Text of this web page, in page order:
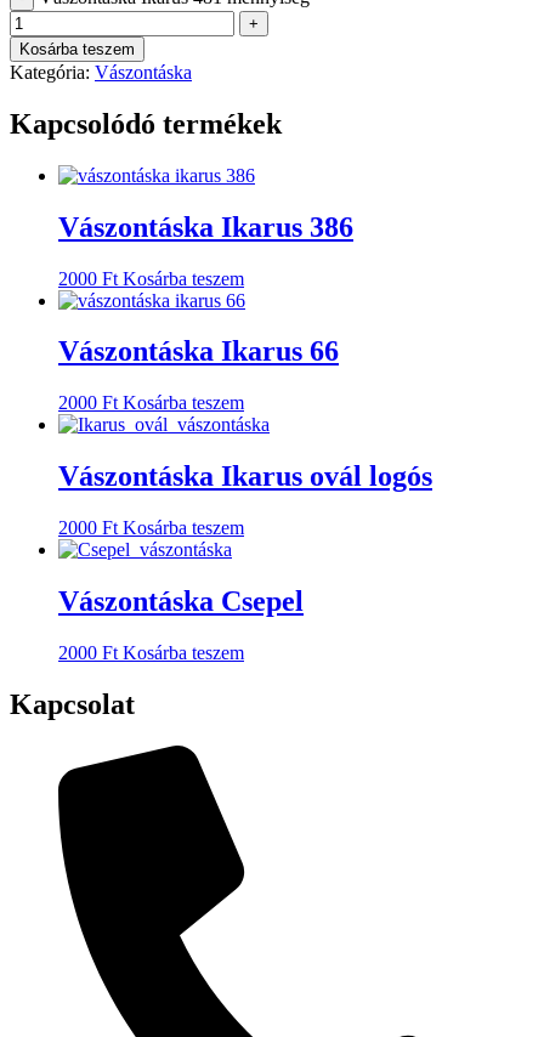
+
Kosárba teszem
Kategória: Vászontáska
Kapcsolódó termékek
Vászontáska Ikarus 386
2000 Ft Kosárba teszem
Vászontáska Ikarus 66
2000 Ft Kosárba teszem
Vászontáska Ikarus ovál logós
2000 Ft Kosárba teszem
Vászontáska Csepel
2000 Ft Kosárba teszem
Kapcsolat